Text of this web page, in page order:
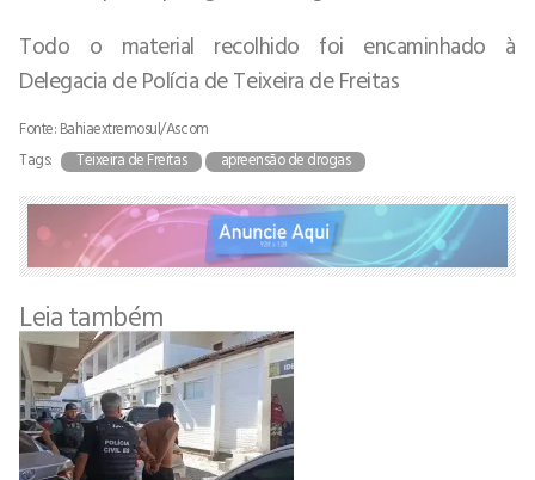
Todo o material recolhido foi encaminhado à
Delegacia de Polícia de Teixeira de Freitas
Fonte: Bahiaextremosul/Ascom
Tags:
Teixeira de Freitas apreensão de drogas
Leia também